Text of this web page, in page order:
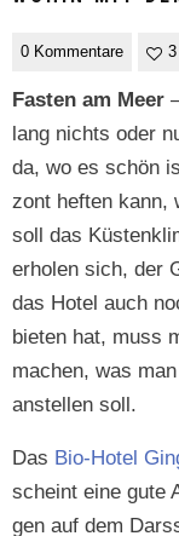
0 Kommentare 3
Fas­ten am Meer
lang nichts oder
da, wo es schön
zont heften kann,
soll das
erholen sich, der
das Hotel auch
bieten hat, muss
machen, was
anstellen soll.
Das Bio-Hotel
scheint eine gute
gen auf dem